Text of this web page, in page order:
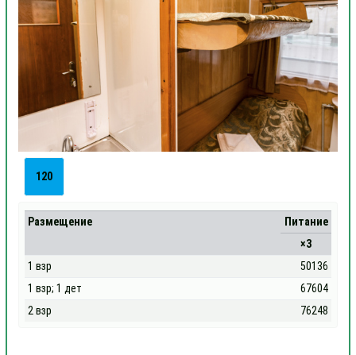
120
Размещение
Питание
×3
1 взр
50136
1 взр; 1 дет
67604
2 взр
76248